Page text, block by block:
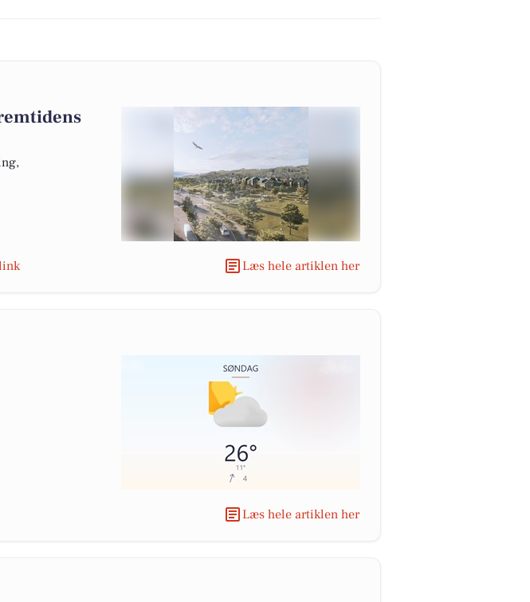
Læs hele artiklen her
Læs hele artiklen her